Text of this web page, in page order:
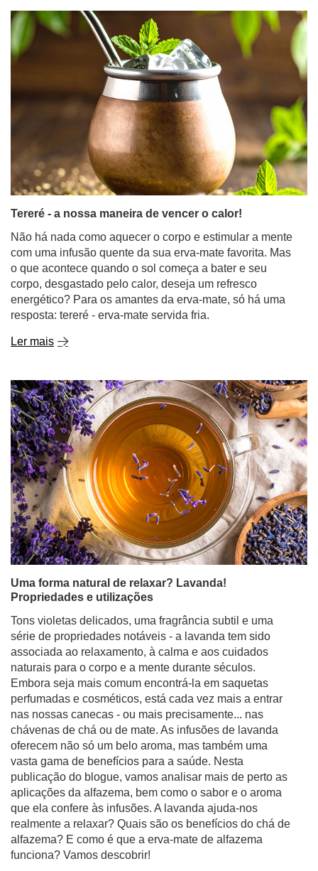
Tereré - a nossa maneira de vencer o calor!
Não há nada como aquecer o corpo e estimular a mente
com uma infusão quente da sua erva-mate favorita. Mas
o que acontece quando o sol começa a bater e seu
corpo, desgastado pelo calor, deseja um refresco
energético? Para os amantes da erva-mate, só há uma
resposta: tereré - erva-mate servida fria.
Ler mais
Uma forma natural de relaxar? Lavanda!
Propriedades e utilizações
Tons violetas delicados, uma fragrância subtil e uma
série de propriedades notáveis - a lavanda tem sido
associada ao relaxamento, à calma e aos cuidados
naturais para o corpo e a mente durante séculos.
Embora seja mais comum encontrá-la em saquetas
perfumadas e cosméticos, está cada vez mais a entrar
nas nossas canecas - ou mais precisamente... nas
chávenas de chá ou de mate. As infusões de lavanda
oferecem não só um belo aroma, mas também uma
vasta gama de benefícios para a saúde. Nesta
publicação do blogue, vamos analisar mais de perto as
aplicações da alfazema, bem como o sabor e o aroma
que ela confere às infusões. A lavanda ajuda-nos
realmente a relaxar? Quais são os benefícios do chá de
alfazema? E como é que a erva-mate de alfazema
funciona? Vamos descobrir!